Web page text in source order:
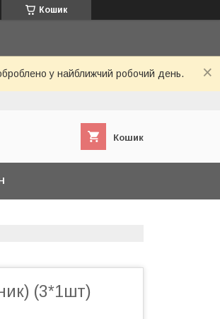
Кошик
у найближчий робочий день.
Кошик
(3*1шт)